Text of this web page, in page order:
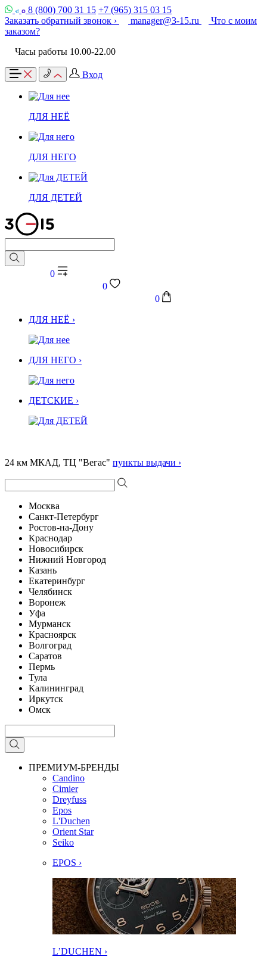
8 (800) 700 31 15 +7 (965) 315 03 15
Заказать обратный звонок ›
manager@3-15.ru
Что с моим
заказом?
Часы работы 10.00-22.00
Вход
ДЛЯ НЕЁ
ДЛЯ НЕГО
ДЛЯ ДЕТЕЙ
0
0
0
ДЛЯ НЕЁ ›
ДЛЯ НЕГО ›
ДЕТСКИЕ ›
24 км МКАД, ТЦ "Вегас" пункты выдачи ›
Москва
Санкт-Петербург
Ростов-на-Дону
Краснодар
Новосибирск
Нижний Новгород
Казань
Екатеринбург
Челябинск
Воронеж
Уфа
Мурманск
Красноярск
Волгоград
Саратов
Пермь
Тула
Калининград
Иркутск
Омск
ПРЕМИУМ-БРЕНДЫ
Candino
Cimier
Dreyfuss
Epos
L'Duchen
Orient Star
Seiko
EPOS ›
L’DUCHEN ›